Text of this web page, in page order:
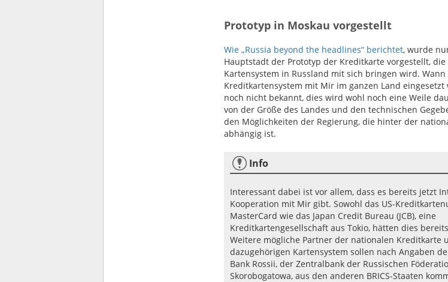
Prototyp in Moskau vorgestellt
Wie „Russia beyond the headlines“ berichtet, wurde
Hauptstadt der Prototyp der Kreditkarte vorgestellt, die
Kartensystem in Russland mit sich bringen wird. Wann
Kreditkartensystem mit Mir im ganzen Land eingesetzt
noch nicht bekannt, dies wird wohl noch eine Weile
von der Größe des Landes und den technischen
den Möglichkeiten der Regierung, die hinter der
abhängig ist.
Info
Interessant dabei ist vor allem, dass es bereits jetzt
Kooperation mit Mir gibt. Sowohl das US-
MasterCard wie das Japan Credit Bureau (JCB), eine
Kreditkartengesellschaft aus Tokio, hätten dies
Weitere mögliche Partner der nationalen Kreditkarte
dazugehörigen Kartensystem sollen nach Angaben
Bank Rossii, der Zentralbank der Russischen
Skorobogatowa, aus den anderen BRICS-Staaten